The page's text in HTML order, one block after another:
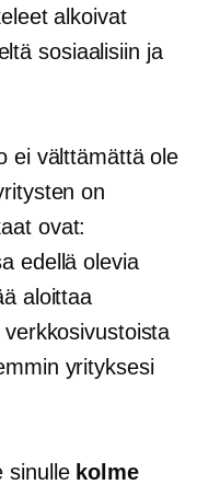
alkoivat
sosiaalisiin ja
ei välttämättä ole
on
ovat:
edellä olevia
aloittaa
yrityksesi
sinulle kolme